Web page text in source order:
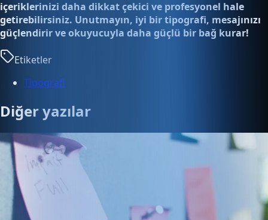
içeriklerinizi daha dikkat çekici ve profesyonel hale
getirebilirsiniz. Unutmayın, iyi bir tipografi, mesajınızı
güçlendirir ve okuyucuyla daha güçlü bir bağ kurar!
Etiketler
Tipografi
Diğer yazılar